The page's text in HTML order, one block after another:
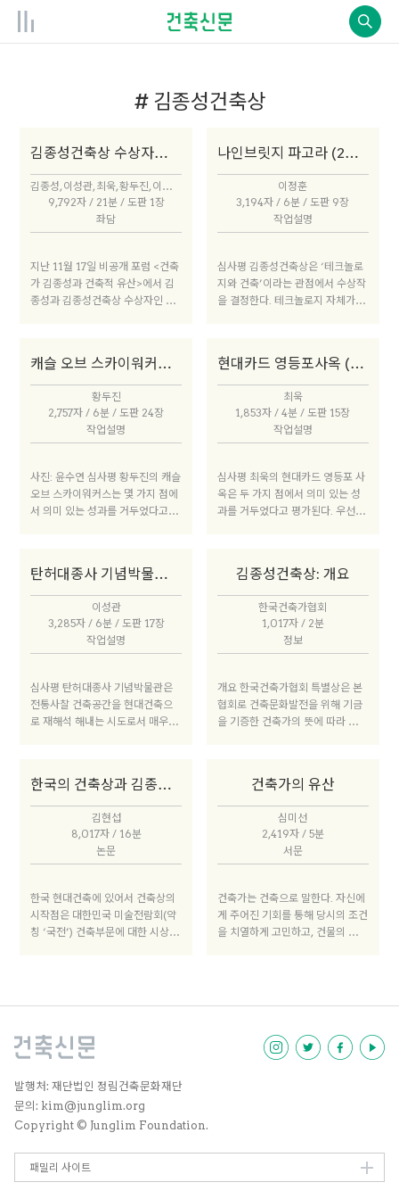
# 김종성건축상
김종성건축상 수상자와의 대화
김종성, 이성관, 최욱, 황두진, 이정훈 × 임진영
9,792자 / 21분 / 도판 1장
좌담
지난 11월 17일 비공개 포럼 <건축
가 김종성과 건축적 유산>에서 김
종성과 김종성건축상 수상자인 이
건축상을 매개로 모인 이들은 ‘건
축을 언어로 수사(修辭)하지 않는
건축가’이며, 건축을 유려하게 풀
어내기 위한 어휘로서 테크놀로지
를 능수능란하게 다룬다는 공통점
가에게 테크놀로지가 갖는 의미를
생각하는 기회가 되길 바란다.
나인브릿지 파고라 (2020년 수상작)
이정훈
3,194자 / 6분 / 도판 9장
작업설명
심사평 김종성건축상은 ‘테크놀로
지와 건축’이라는 관점에서 수상작
을 결정한다. 테크놀로지 자체가 놀
구를 해결하기 위해 테크놀로지를
합목적적으로 활용하는 태도를 넘
어, 테크놀로지를 미학의 최전방으
로 끌어 올릴 것이 요구된다. 또한
김종성건축상은 건축에는 시대를
많은 제약과 한계에도 불구하고 비
례와 균형, 질서 등 건축의 기본적
덕목을 끝까지 놓지 않고 추구하였
는가는 이 상의 심사에 있어서 중요
캐슬 오브 스카이워커스 (2018년 수상작)
황두진
2,757자 / 6분 / 도판 24장
작업설명
사진: 윤수연 심사평 황두진의 캐슬
오브 스카이워커스는 몇 가지 점에
서 의미 있는 성과를 거두었다고 평
께 집어넣으면서도, 체육관의 구조
적 문제들을 비교적 일관되고 명확
하게 처리한 점을 높이 평가했다.
또한 건축가가 설계과정에서 빛과
실내공간의 관계를 많이 고려했고,
연관성을 일정 부분 보여준 점도 인
식했다. 건축가는 자연광을 최대한
실내로 받아들이기 위해, 건물 중앙
에 천창을 설치했고, 지붕 구조를
리로 배치했다. 또한 체육관 한 면
그 하단부의 벽체 기둥들을 없앴고,
이를 통해 시각적 투명성을 확보하
려 했다. 심사위원들은 이 같은 건
축가의 시도를 높이 평가하며, 황두
상작으로 선정하게 되었다.
현대카드 영등포사옥 (2014년 수상작)
최욱
1,853자 / 4분 / 도판 15장
작업설명
심사평 최욱의 현대카드 영등포 사
옥은 두 가지 점에서 의미 있는 성
과를 거두었다고 평가된다. 우선,
다는 점이다. 현대카드의 이미지로
부터 도출한 중첩된 커튼월은 조형
적인 측면 뿐 아니라, 건물 내부에
서 채광과 조망을 조절하는 역할도
겸하고 있다. 두 번째로 이 건물은
맥락과 적절하게 조응하도록 설계
되었다. 건축가는 대지의 일부를 마
당으로 조성하며, 이것이 내부 공간
치로 인해 개방적이면서도 쾌적한
심사위원들은 이같은 건축가의 시
도를 높이 평가하며 수상작으로 선
탄허대종사 기념박물관 (2010년 수상작)
이성관
3,285자 / 6분 / 도판 17장
작업설명
심사평 탄허대종사 기념박물관은
전통사찰 건축공간을 현대건축으
로 재해석 해내는 시도로서 매우 의
일 건물 속에서 다층의 집중적 공간
으로 재해석했다. 건축가는 전통양
식과 공간의 직설적인 재현보다 현
대건축의 틀 안에서 은유와 상징을
통한 전통건축의 체험을 유도하였
지의 성취로써 근래 우리 건축에서
보기 드물게 완숙한 건축으로 완성
했다.
김종성건축상: 개요
한국건축가협회
1,017자 / 2분
정보
개요 한국건축가협회 특별상은 본
협회로 건축문화발전을 위해 기금
을 기증한 건축가의 뜻에 따라 제정
년도 이전 5년간에 완성된 작품을
대상으로, 디자인에 적용한 테크놀
로지가 창의적이고 건축적 완성도
가 뛰어난 건축물을 선정하며 그 건
축가에게 수여하는 상이다.
한국의 건축상과 김종성건축상
김현섭
8,017자 / 16분
논문
한국 현대건축에 있어서 건축상의
시작점은 대한민국 미술전람회(약
칭 ‘국전’) 건축부문에 대한 시상에
고 1960년대 이래 지금까지 한국
건축가협회, 대한건축사협회 등이
우수작에 대해 시상함으로써 한국
의 건축문화 발전에 기여한 바가 크
다. 그럼에도 불구하고 그간 이 같
은 건축전 및 건축상에 대한 지적도
없지 않았다. 근래의 한 리포트는
매년 수여되는 건축상이 60여 종
에 이르면서도 다수가 뚜렷한 정체
건축가의 유산
심미선
2,419자 / 5분
서문
건축가는 건축으로 말한다. 자신에
게 주어진 기회를 통해 당시의 조건
을 치열하게 고민하고, 건물의 계획
두의 한 시절을 담아낸다. 그러다
보니 건축가는 수백 년의 세월을 견
서인지 건물 수명에 대한 우리 인식
다.
발행처: 재단법인 정림건축문화재단
문의: kim@junglim.org
Copyright © Junglim Foundation.
패밀리 사이트